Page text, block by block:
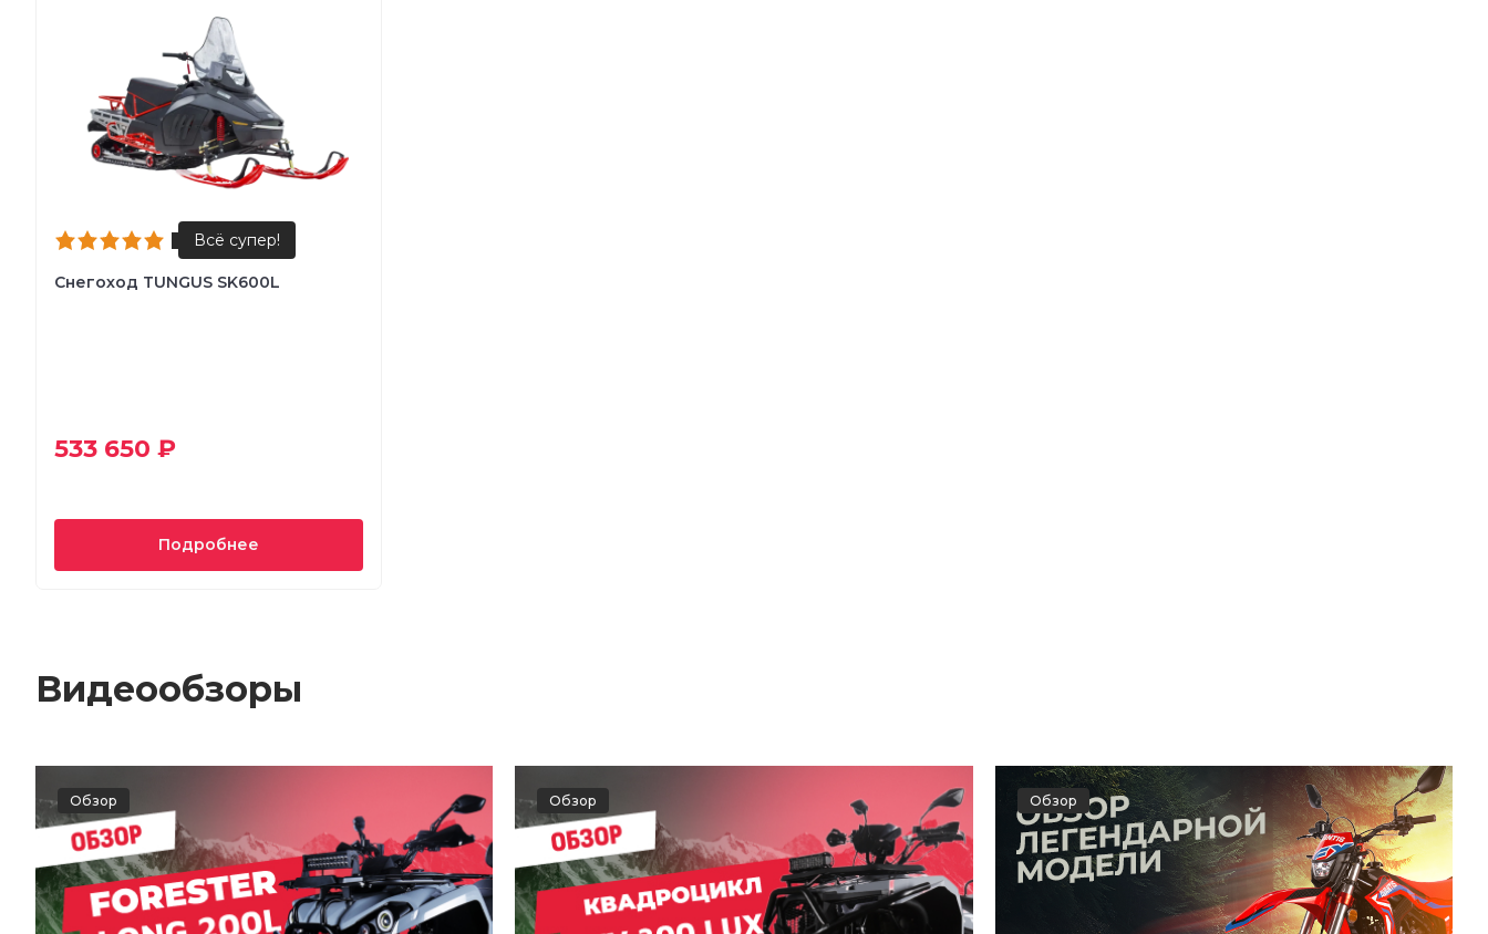
Снегоход TUNGUS SK600L
533 650 ₽
Подробнее
Видеообзоры
Обзор Обзор Обзор